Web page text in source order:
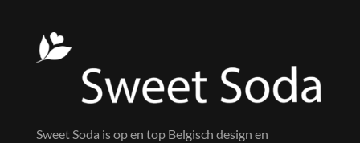
Sweet Soda is op en top Belgisch design en